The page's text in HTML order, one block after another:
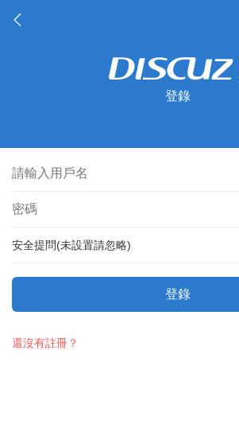
登錄
安全提問(未設置請忽略)
登錄
還沒有註冊？